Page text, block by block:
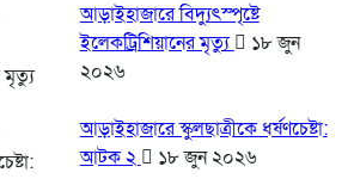
আড়াইহাজারে বিদ্যুৎস্পৃষ্টে
ইলেকট্রিশিয়ানের মৃত্যু
১৮ জুন
২০২৬
আড়াইহাজারে স্কুলছাত্রীকে ধর্ষণচেষ্টা:
আটক ২
১৮ জুন ২০২৬